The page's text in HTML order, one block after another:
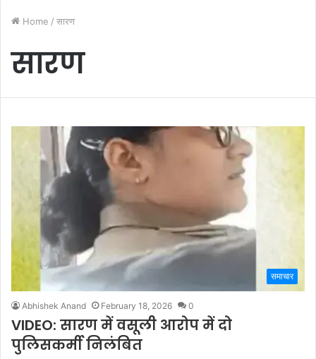
Home / सारण
सारण
समाचार
Abhishek Anand February 18, 2026 0
VIDEO: सारण में वसूली आरोप में दो
पुलिसकर्मी निलंबित